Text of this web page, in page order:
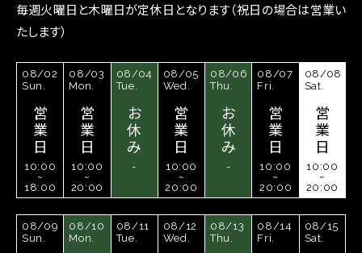
毎週火曜日と木曜日が定休日となります（祝日の場合は営業い
たします）
08/02
Sun.
営
業
日
10:00
~
18:00
08/03
Mon.
営
業
日
10:00
~
20:00
08/04
Tue.
お
休
み
-
08/05
Wed.
営
業
日
10:00
~
20:00
08/06
Thu.
お
休
み
-
08/07
Fri.
営
業
日
10:00
~
20:00
08/08
Sat.
営
業
日
10:00
~
20:00
08/09
Sun.
08/10
Mon.
08/11
Tue.
08/12
Wed.
08/13
Thu.
08/14
Fri.
08/15
Sat.